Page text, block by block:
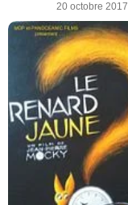
20 octobre 2017